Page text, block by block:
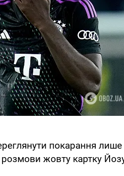
покарання
жовту картку